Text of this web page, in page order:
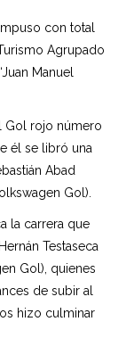
con total
Agrupado
Manuel
Gol rojo número
él se libró una
Abad
Gol).
la carrera que
Testaseca
Gol), quienes
de subir al
hizo culminar